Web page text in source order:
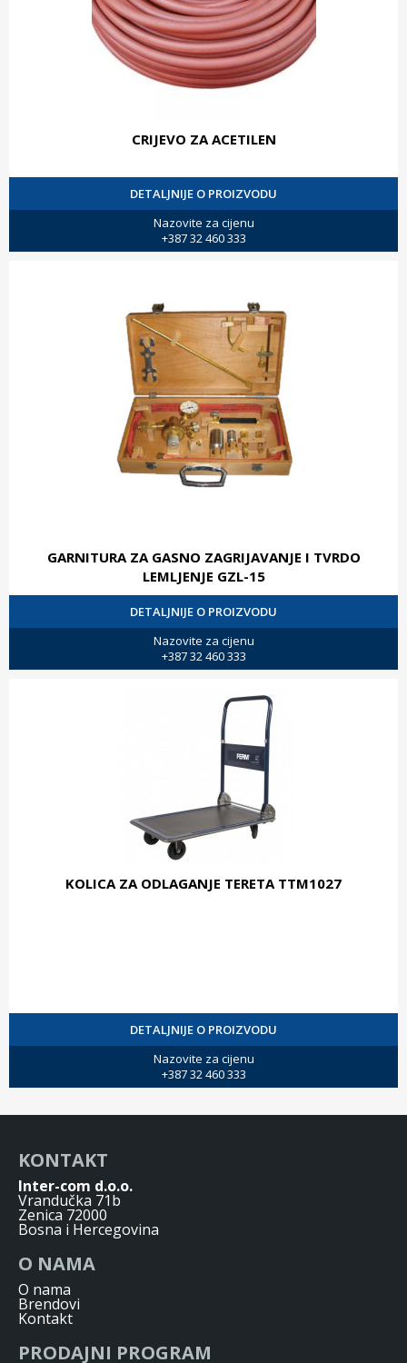
CRIJEVO ZA ACETILEN
DETALJNIJE O PROIZVODU
Nazovite za cijenu
+387 32 460 333
GARNITURA ZA GASNO ZAGRIJAVANJE I TVRDO
LEMLJENJE GZL-15
DETALJNIJE O PROIZVODU
Nazovite za cijenu
+387 32 460 333
KOLICA ZA ODLAGANJE TERETA TTM1027
DETALJNIJE O PROIZVODU
Nazovite za cijenu
+387 32 460 333
KONTAKT
Inter-com d.o.o.
Vrandučka 71b
Zenica 72000
Bosna i Hercegovina
O NAMA
O nama
Brendovi
Kontakt
PRODAJNI PROGRAM